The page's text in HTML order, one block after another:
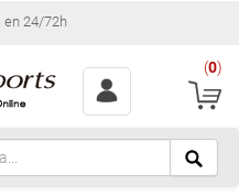
en 24/72h
(0)